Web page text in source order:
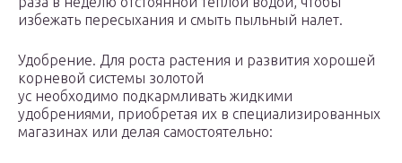
избежать пересыхания и смыть пыльный налет.
Удобрение. Для роста растения и развития хорошей
корневой системы золотой
ус необходимо подкармливать жидкими
удобрениями, приобретая их в специализированных
магазинах или делая самостоятельно: